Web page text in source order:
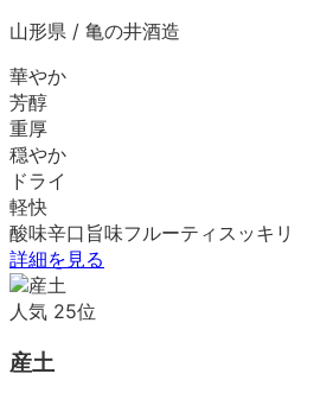
山形県 / 亀の井酒造
華やか
芳醇
重厚
穏やか
ドライ
軽快
酸味辛口 旨味フルーティ スッキリ
詳細を見る
人気 25位
産土